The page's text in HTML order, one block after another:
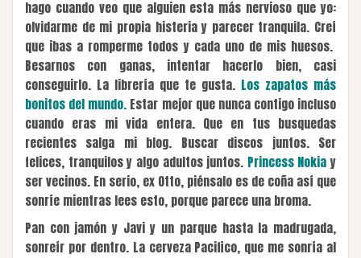
hago cuando veo que alguien esta más nervioso que yo:
olvidarme de mi propia histeria y parecer tranquila. Creí
que ibas a romperme todos y cada uno de mis huesos.
Besarnos con ganas, intentar hacerlo bien, casi
conseguirlo. La librería que te gusta. Los zapatos más
bonitos del mundo. Estar mejor que nunca contigo incluso
cuando eras mi vida entera. Que en tus busquedas
recientes salga mi blog. Buscar discos juntos. Ser
felices, tranquilos y algo adultos juntos. Princess Nokia y
ser vecinos. En serio, ex Otto, piénsalo es de coña así que
sonríe mientras lees esto, porque parece una broma.
Pan con jamón y Javi y un parque hasta la madrugada,
sonreír por dentro. La cerveza Pacifico, que me sonría al